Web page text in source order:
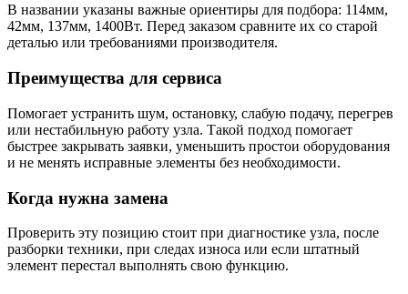
В названии указаны важные ориентиры для подбора: 114мм,
42мм, 137мм, 1400Вт. Перед заказом сравните их со старой
деталью или требованиями производителя.
Преимущества для сервиса
Помогает устранить шум, остановку, слабую подачу, перегрев
или нестабильную работу узла. Такой подход помогает
быстрее закрывать заявки, уменьшить простои оборудования
и не менять исправные элементы без необходимости.
Когда нужна замена
Проверить эту позицию стоит при диагностике узла, после
разборки техники, при следах износа или если штатный
элемент перестал выполнять свою функцию.